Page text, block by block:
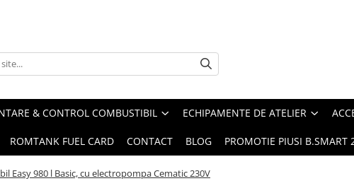
& CONTROL COMBUSTIBIL ECHIPAMENTE DE ATELIER
ROMTANK FUEL CARD CONTACT BLOG PROMOTIE PIUSI B.SMART
Easy 980 l Basic, cu electropompa Cematic 230V